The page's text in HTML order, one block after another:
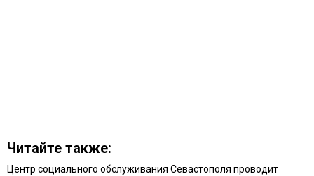
Читайте также:
Центр социального обслуживания Севастополя проводит